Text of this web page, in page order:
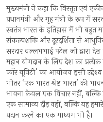
मुख्यमंत्री ने कहा कि विस्तृत एवं
प्रधानमंत्री और गृह मंत्री के रूप में
स्वतंत्र भारत के इतिहास में भी बहुत
संकल्पशक्ति और दूरदर्शिता से
सरदार वल्लभभाई पटेल जी द्वारा
महान योगदान के लिए देश का
फॉर यूनिटी’ का आयोजन इसी
भीतर ‘एक भारत श्रेष्ठ भारत’ की
भावना केवल एक विचार नहीं, बल्कि
एक सामान्य दौड़ नहीं, बल्कि यह
प्रदान करने का एक माध्यम भी है।